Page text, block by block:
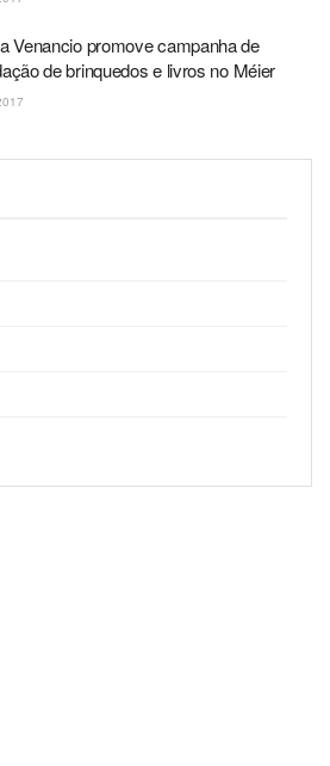
Venancio promove campanha de
de brinquedos e livros no Méier